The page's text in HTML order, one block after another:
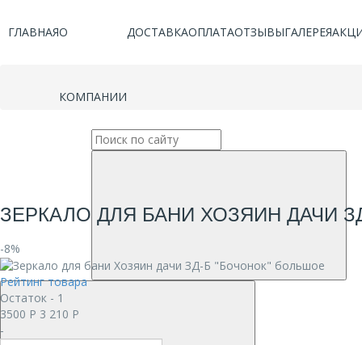
ГЛАВНАЯО
КОМПАНИИ
ДОСТАВКАОПЛАТАОТЗЫВЫГАЛЕРЕЯ
ЗЕРКАЛО ДЛЯ БАНИ ХОЗЯИН ДАЧИ
-8%
Рейтинг товара
Остаток - 1
3500 Р 3 210 Р
-